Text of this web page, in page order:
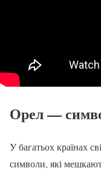
Орел —
У багатьох країнах
символи, які